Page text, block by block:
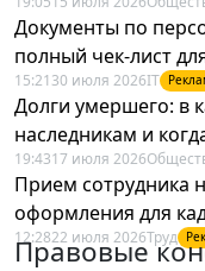
Документы по
полный чек-лист
15:21 30 июля 2026IT
Долги умершего: в
наследникам и
19:4317 июля 2026
Прием сотрудника
оформления для
12:2822 июля 2026Труд
Правовые